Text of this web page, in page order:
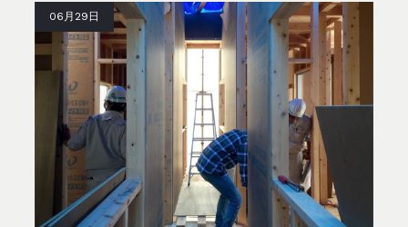
06月29日